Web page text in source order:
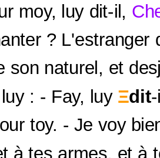
moy, luy dit-il,
? L'estranger
son naturel, et
: - Fay, luy Ξdit
toy. - Je voy
à tes armes, et à